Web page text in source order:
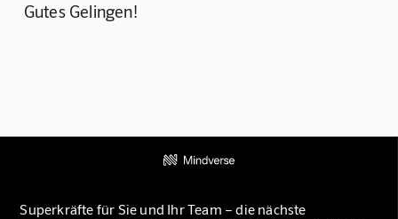
Gutes Gelingen!
Superkräfte für Sie und Ihr Team – die nächste